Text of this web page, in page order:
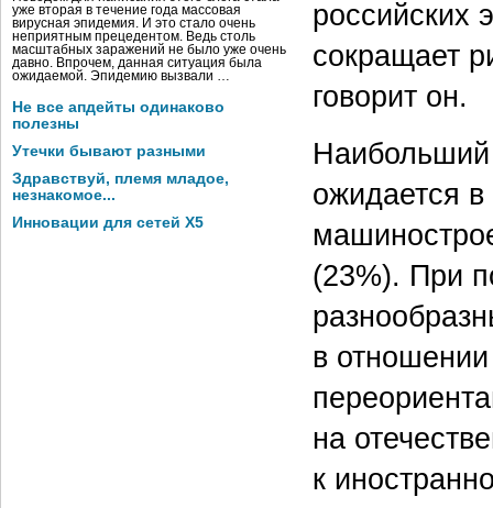
уже вторая в течение года массовая
вирусная эпидемия. И это стало очень
неприятным прецедентом. Ведь столь
масштабных заражений не было уже очень
давно. Впрочем, данная ситуация была
ожидаемой. Эпидемию вызвали …
Не все апдейты одинаково
полезны
Утечки бывают разными
Здравствуй, племя младое,
незнакомое...
Инновации для сетей X5
российских
сокращает
говорит он.
Наибольший
ожидается
(23%). При
в
на
к